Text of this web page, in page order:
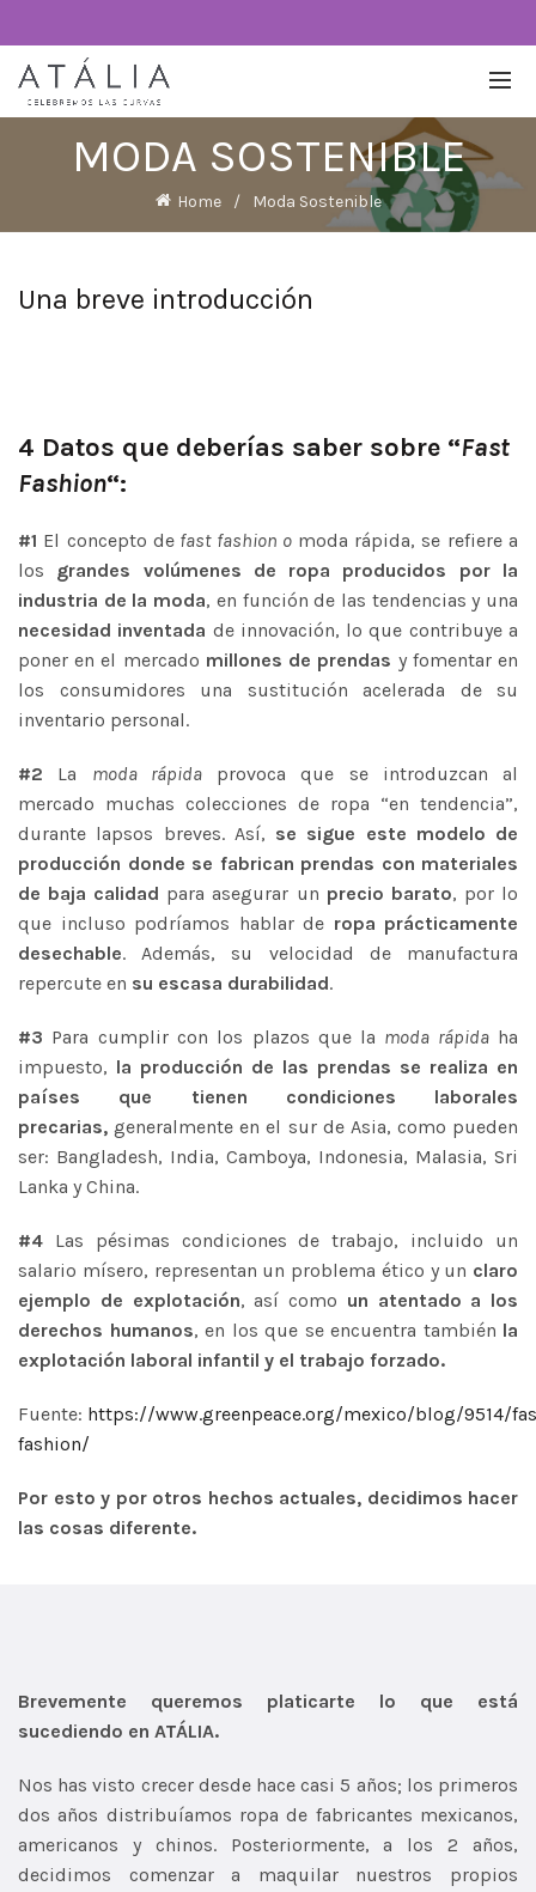
MODA SOSTENIBLE
Home Moda Sostenible
Una breve introducción
4 Datos que deberías saber sobre “Fast
Fashion“:
#1 El concepto de fast fashion o moda rápida, se refiere a
los grandes volúmenes de ropa producidos por la
industria de la moda, en función de las tendencias y una
necesidad inventada de innovación, lo que contribuye a
poner en el mercado millones de prendas y fomentar en
los consumidores una sustitución acelerada de su
inventario personal.
#2 La moda rápidaprovoca que se introduzcan al
mercado muchas colecciones de ropa “en tendencia”,
durante lapsos breves. Así, se sigue este modelo de
producción donde se fabrican prendas con materiales
de baja calidad para asegurar un precio barato, por lo
que incluso podríamos hablar de ropa prácticamente
desechable. Además, su velocidad de manufactura
repercute en su escasa durabilidad.
#3 Para cumplir con los plazos que la moda rápidaha
impuesto, la producción de las prendas se realiza en
países que tienen condiciones laborales
precarias,generalmente en el sur de Asia, como pueden
ser: Bangladesh, India, Camboya, Indonesia, Malasia, Sri
Lanka y China.
#4 Las pésimas condiciones de trabajo, incluido un
salario mísero, representan un problema ético y un claro
ejemplo de explotación, así como un atentado a los
derechos humanos, en los que se encuentra también la
explotación laboral infantil y el trabajo forzado.
Fuente: https://www.greenpeace.org/mexico/blog/9514/
fashion/
Por esto y por otros hechos actuales, decidimos hacer
las cosas diferente.
Brevemente queremos platicarte lo que está
sucediendo en ATÁLIA.
Nos has visto crecer desde hace casi 5 años; los primeros
dos años distribuíamos ropa de fabricantes mexicanos,
americanos y chinos. Posteriormente, a los 2 años,
decidimos comenzar a maquilar nuestros propios